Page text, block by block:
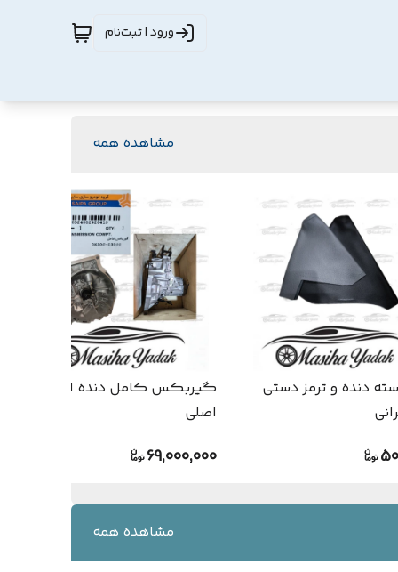
ورود | ثبت‌نام
مشاهده همه
دنده و ترمز دستی
گیربکس کامل دنده ای ریو
اصلی
69,000,000
مشاهده همه